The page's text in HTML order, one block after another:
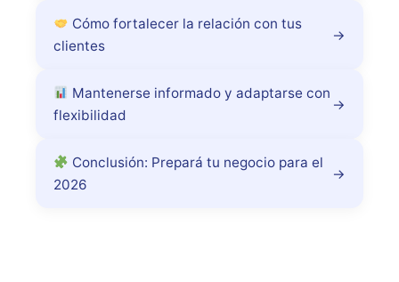
Cómo fortalecer la relación con tus
clientes
→
Mantenerse informado y adaptarse con
flexibilidad
→
Conclusión: Prepará tu negocio para el
2026
→